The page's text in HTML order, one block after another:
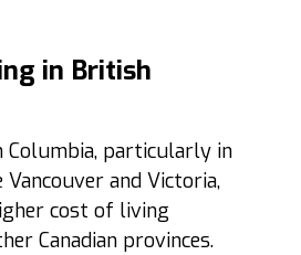
in British
Columbia, particularly in
and Victoria,
cost of living
Canadian provinces.